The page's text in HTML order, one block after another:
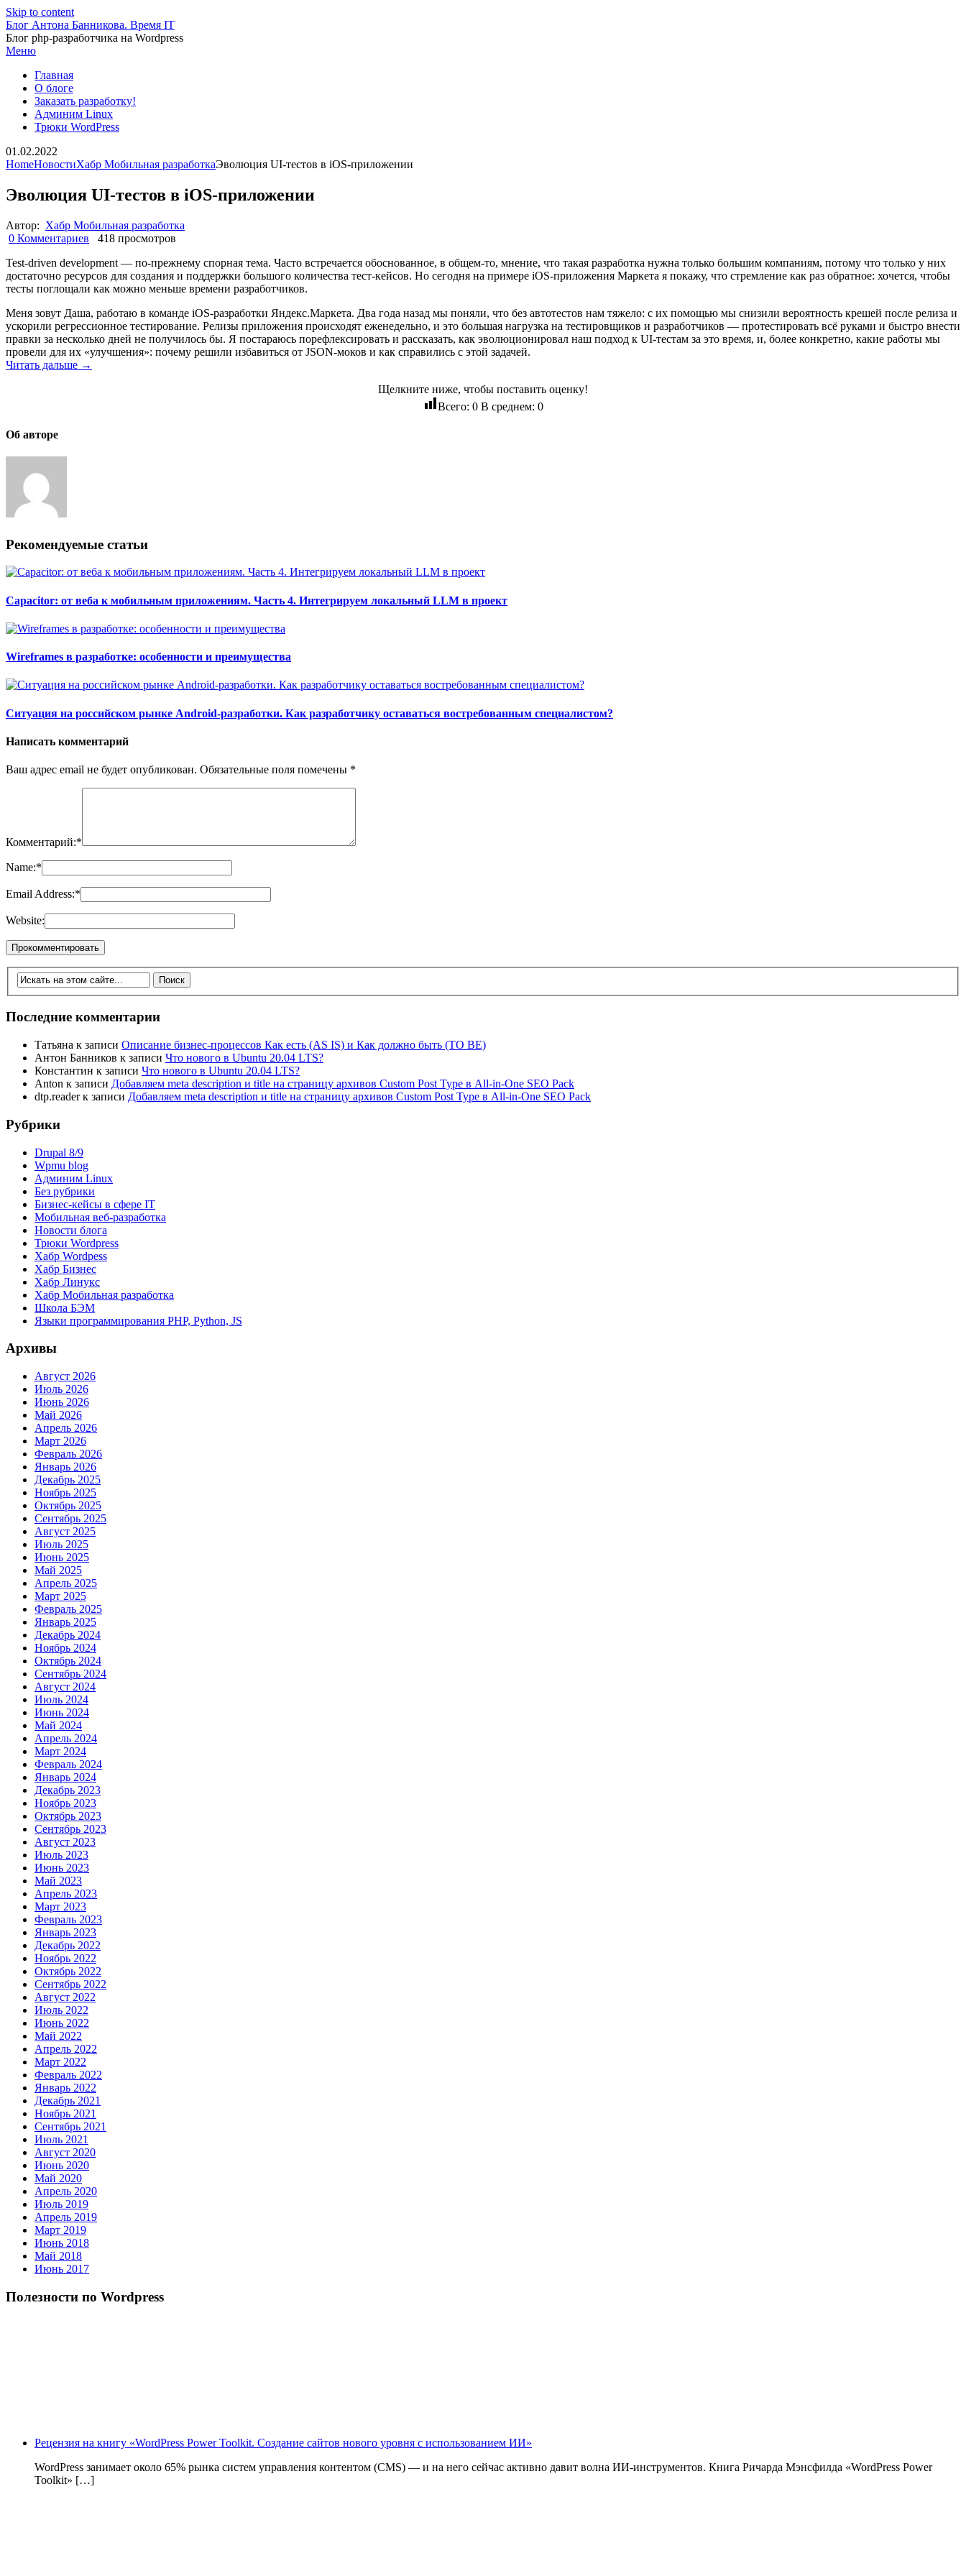
Skip to content
Блог Антона Банникова. Время IT
Блог php-разработчика на Wordpress
Меню
Главная
О блоге
Заказать разработку!
Админим Linux
Трюки WordPress
01.02.2022
HomeНовостиХабр Мобильная разработкаЭволюция UI-тестов в iOS-приложении
Эволюция UI-тестов в iOS-приложении
Автор: Хабр Мобильная разработка
0 Комментариев
418 просмотров
Test-driven development — по-прежнему спорная тема. Часто встречается обоснованное, в общем-то, мнение, что такая разработка нужна только большим компаниям, потому что только у них
достаточно ресурсов для создания и поддержки большого количества тест-кейсов. Но сегодня на примере iOS-приложения Маркета я покажу, что стремление как раз обратное: хочется, чтобы
тесты поглощали как можно меньше времени разработчиков.
Меня зовут Даша, работаю в команде iOS-разработки Яндекс.Маркета. Два года назад мы поняли, что без автотестов нам тяжело: с их помощью мы снизили вероятность крешей после релиза и
ускорили регрессионное тестирование. Релизы приложения происходят еженедельно, и это большая нагрузка на тестировщиков и разработчиков — протестировать всё руками и быстро внести
правки за несколько дней не получилось бы. Я постараюсь порефлексировать и рассказать, как эволюционировал наш подход к UI-тестам за это время, и, более конкретно, какие работы мы
провели для их «улучшения»: почему решили избавиться от JSON-моков и как справились с этой задачей.
Читать дальше →
Щелкните ниже, чтобы поставить оценку!
Всего: 0В среднем: 0
Об авторе
Рекомендуемые статьи
Capacitor: от веба к мобильным приложениям. Часть 4. Интегрируем локальный LLM в проект
Wireframes в разработке: особенности и преимущества
Ситуация на российском рынке Android-разработки. Как разработчику оставаться востребованным специалистом?
Написать комментарий
Ваш адрес email не будет опубликован. Обязательные поля помечены *
Комментарий:*
Name:*
Email Address:*
Website:
Последние комментарии
Татьяна к записи Описание бизнес-процессов Как есть (AS IS) и Как должно быть (TO BE)
Антон Банников к записи Что нового в Ubuntu 20.04 LTS?
Константин к записи Что нового в Ubuntu 20.04 LTS?
Anton к записи Добавляем meta description и title на страницу архивов Custom Post Type в All-in-One SEO Pack
dtp.readerк записи Добавляем meta description и title на страницу архивов Custom Post Type в All-in-One SEO Pack
Рубрики
Drupal 8/9
Wpmu blog
Админим Linux
Без рубрики
Бизнес-кейсы в сфере IT
Мобильная веб-разработка
Новости блога
Трюки Wordpress
Хабр Wordpess
Хабр Бизнес
Хабр Линукс
Хабр Мобильная разработка
Школа БЭМ
Языки программирования PHP, Python, JS
Архивы
Август 2026
Июль 2026
Июнь 2026
Май 2026
Апрель 2026
Март 2026
Февраль 2026
Январь 2026
Декабрь 2025
Ноябрь 2025
Октябрь 2025
Сентябрь 2025
Август 2025
Июль 2025
Июнь 2025
Май 2025
Апрель 2025
Март 2025
Февраль 2025
Январь 2025
Декабрь 2024
Ноябрь 2024
Октябрь 2024
Сентябрь 2024
Август 2024
Июль 2024
Июнь 2024
Май 2024
Апрель 2024
Март 2024
Февраль 2024
Январь 2024
Декабрь 2023
Ноябрь 2023
Октябрь 2023
Сентябрь 2023
Август 2023
Июль 2023
Июнь 2023
Май 2023
Апрель 2023
Март 2023
Февраль 2023
Январь 2023
Декабрь 2022
Ноябрь 2022
Октябрь 2022
Сентябрь 2022
Август 2022
Июль 2022
Июнь 2022
Май 2022
Апрель 2022
Март 2022
Февраль 2022
Январь 2022
Декабрь 2021
Ноябрь 2021
Сентябрь 2021
Июль 2021
Август 2020
Июнь 2020
Май 2020
Апрель 2020
Июль 2019
Апрель 2019
Март 2019
Июнь 2018
Май 2018
Июнь 2017
Полезности по Wordpress
Рецензия на книгу «WordPress Power Toolkit. Создание сайтов нового уровня с использованием ИИ»
WordPress занимает около 65% рынка систем управления контентом (CMS) — и на него сейчас активно давит волна ИИ‑инструментов. Книга Ричарда Мэнсфилда «WordPress Power
Toolkit» […]